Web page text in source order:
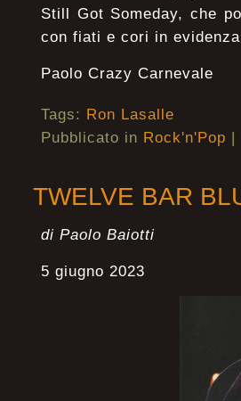
Still Got Someday, che
con fiati e cori in
Paolo Crazy Carnevale
Tags: Ron Lasalle
Pubblicato in Rock'n'Pop |
TWELVE BAR
di Paolo Baiotti
5 giugno 2023